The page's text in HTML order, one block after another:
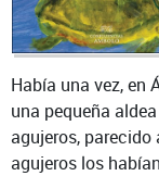
Había una vez, en
una pequeña
agujeros, parecido
agujeros los